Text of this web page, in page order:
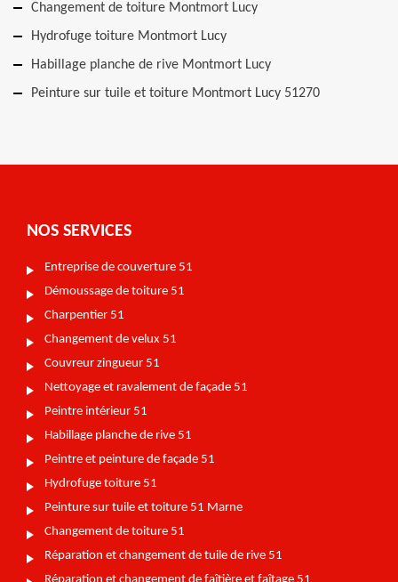
Changement de toiture Montmort Lucy
Hydrofuge toiture Montmort Lucy
Habillage planche de rive Montmort Lucy
Peinture sur tuile et toiture Montmort Lucy 51270
NOS SERVICES
Entreprise de couverture 51
Démoussage de toiture 51
Charpentier 51
Changement de velux 51
Couvreur zingueur 51
Nettoyage et ravalement de façade 51
Peintre intérieur 51
Habillage planche de rive 51
Peintre et peinture de façade 51
Hydrofuge toiture 51
Peinture sur tuile et toiture 51 Marne
Changement de toiture 51
Réparation et changement de tuile de rive 51